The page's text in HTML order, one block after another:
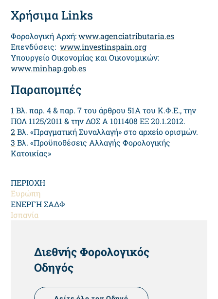
Χρήσιμα Links
Φορολογική Αρχή:www.agenciatributaria.es
Επενδύσεις:www.investinspain.org
Υπουργείο Οικονομίας και Οικονομικών:
www.minhap.gob.es
Παραπομπές
1 Βλ. παρ. 4 & παρ. 7 του άρθρου 51Α του Κ.Φ.Ε., την
ΠΟΛ 1125/2011 & την ΔΟΣ Α 1011408 ΕΞ 20.1.2012.
2Βλ. «Πραγματική Συναλλαγή» στο αρχείο ορισμών.
3 Βλ. «Προϋποθέσεις Αλλαγής Φορολογικής
Κατοικίας»
ΠΕΡΙΟΧΗ
Ευρώπη
ΕΝΕΡΓΗ ΣΑΔΦ
Ισπανία
HEADING
Διεθνής Φορολογικός
Οδηγός